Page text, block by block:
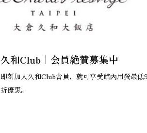
久和Club｜会員絶賛募集中
即刻加入久和Club會員，就可享受館內用餐最低
折優惠。